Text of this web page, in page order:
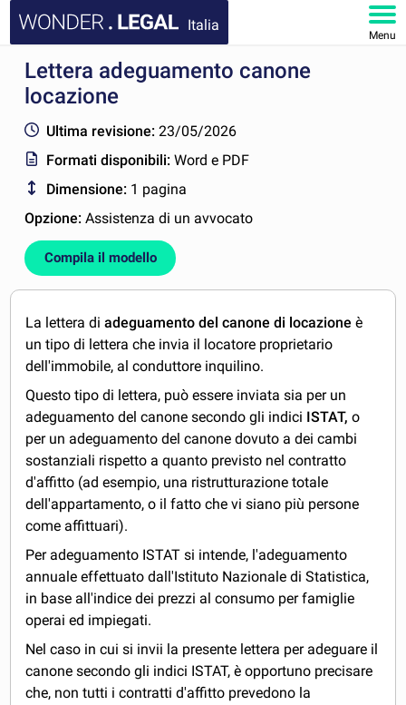
Italia
Menu
HOMEPAGE
FAQ
IL MIO ACCOUNT
Lettera adeguamento canone
locazione
Ultima revisione: 23/05/2026
Formati disponibili:Word e PDF
Dimensione: 1 pagina
Opzione:Assistenza di un avvocato
Compila il modello
La lettera diadeguamento del canone di locazioneè
un tipo di lettera che invia il locatore proprietario
dell'immobile, al conduttore inquilino.
Questo tipo di lettera, può essere inviata sia per un
adeguamento del canone secondo gli indici ISTAT,o
per un adeguamento del canone dovuto a dei cambi
sostanziali rispetto a quanto previsto nel contratto
d'affitto (ad esempio, una ristrutturazione totale
dell'appartamento, o il fatto che vi siano più persone
come affittuari).
Per adeguamento ISTAT si intende, l'adeguamento
annuale effettuato dall'Istituto Nazionale di Statistica,
in base all'indice dei prezzi al consumo per famiglie
operai ed impiegati.
Nel caso in cui si invii la presente lettera per adeguare il
canone secondo gli indici ISTAT, è opportuno precisare
che, non tutti i contratti d'affitto prevedono la